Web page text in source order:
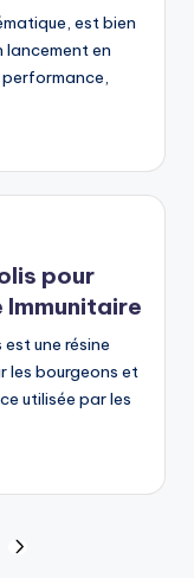
est bien
lancement en
pour
une résine
les bourgeons et
utilisée par les